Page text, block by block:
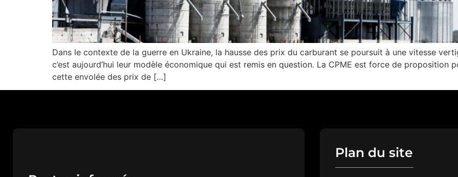
Dans le contexte de la guerre en Ukraine, la hausse des prix du carburant se poursuit à une vitesse
c’est aujourd’hui leur modèle économique qui est remis en question. La CPME est force de proposition
cette envolée des prix de […]
Plan du site